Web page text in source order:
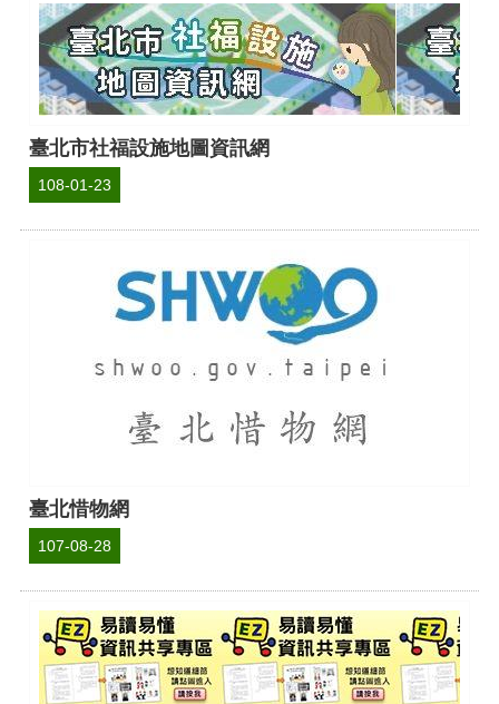
臺北市社福設施地圖資訊網
108-01-23
臺北惜物網
107-08-28